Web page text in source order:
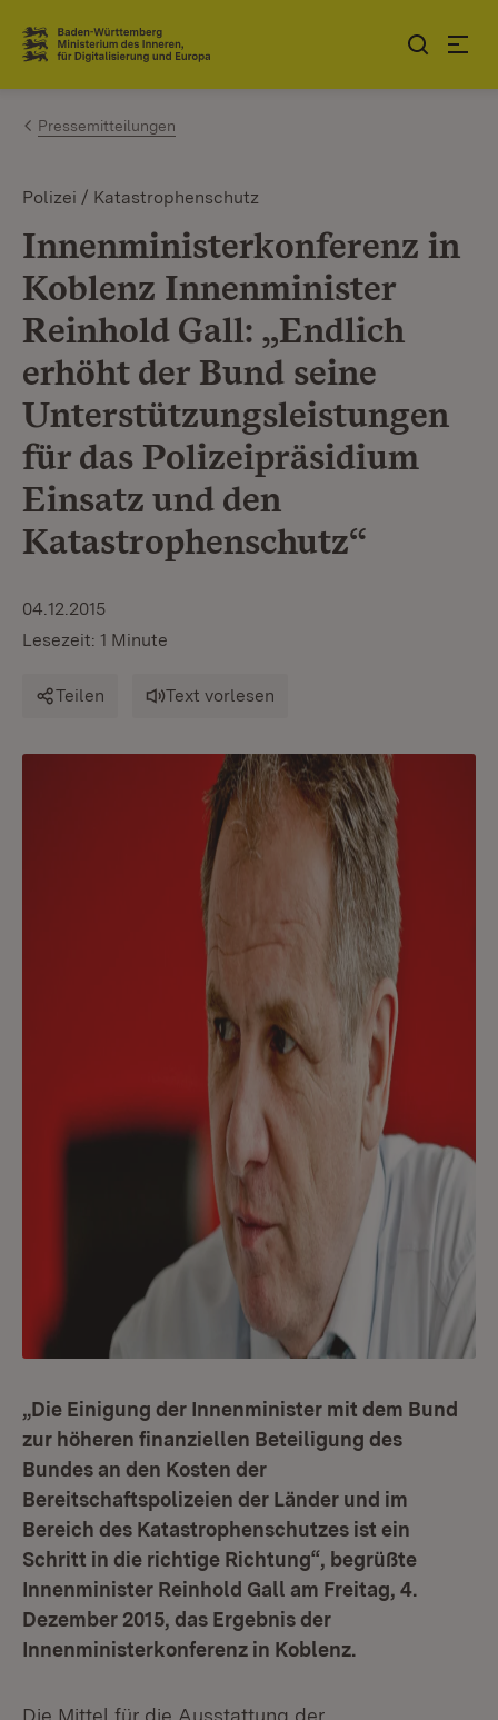
Zum Inhalt springen
Link zur Startseite
Pressemitteilungen
Polizei / Katastrophenschutz
Innenministerkonferenz in
Koblenz Innenminister
Reinhold Gall: „Endlich
erhöht der Bund seine
Unterstützungsleistungen
für das Polizeipräsidium
Einsatz und den
Katastrophenschutz“
04.12.2015
Lesezeit: 1 Minute
Teilen Text vorlesen
„Die Einigung der Innenminister mit dem Bund
zur höheren finanziellen Beteiligung des
Bundes an den Kosten der
Bereitschaftspolizeien der Länder und im
Bereich des Katastrophenschutzes ist ein
Schritt in die richtige Richtung“, begrüßte
Innenminister Reinhold Gall am Freitag, 4.
Dezember 2015, das Ergebnis der
Innenministerkonferenz in Koblenz.
Die Mittel für die Ausstattung der